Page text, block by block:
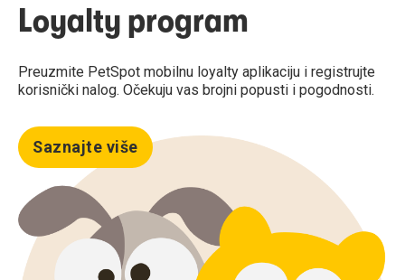
Loyalty program
Preuzmite PetSpot mobilnu loyalty aplikaciju i registrujte
korisnički nalog. Očekuju vas brojni popusti i pogodnosti.
Saznajte više